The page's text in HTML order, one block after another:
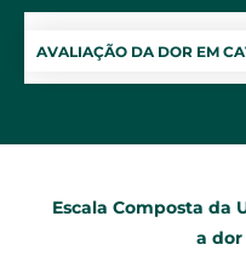
AVALIAÇÃO DA DOR EM
Escala Composta da
a dor